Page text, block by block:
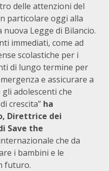
delle attenzioni del
particolare oggi alla
Legge di Bilancio.
immediati, come ad
scolastiche per i
di lungo termine per
e assicurare a
adolescenti che
crescita” ha
Direttrice dei
Save the
che da
i bambini e le
futuro.